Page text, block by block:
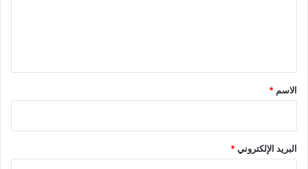
*
الاسم *
البريد الإلكتروني*